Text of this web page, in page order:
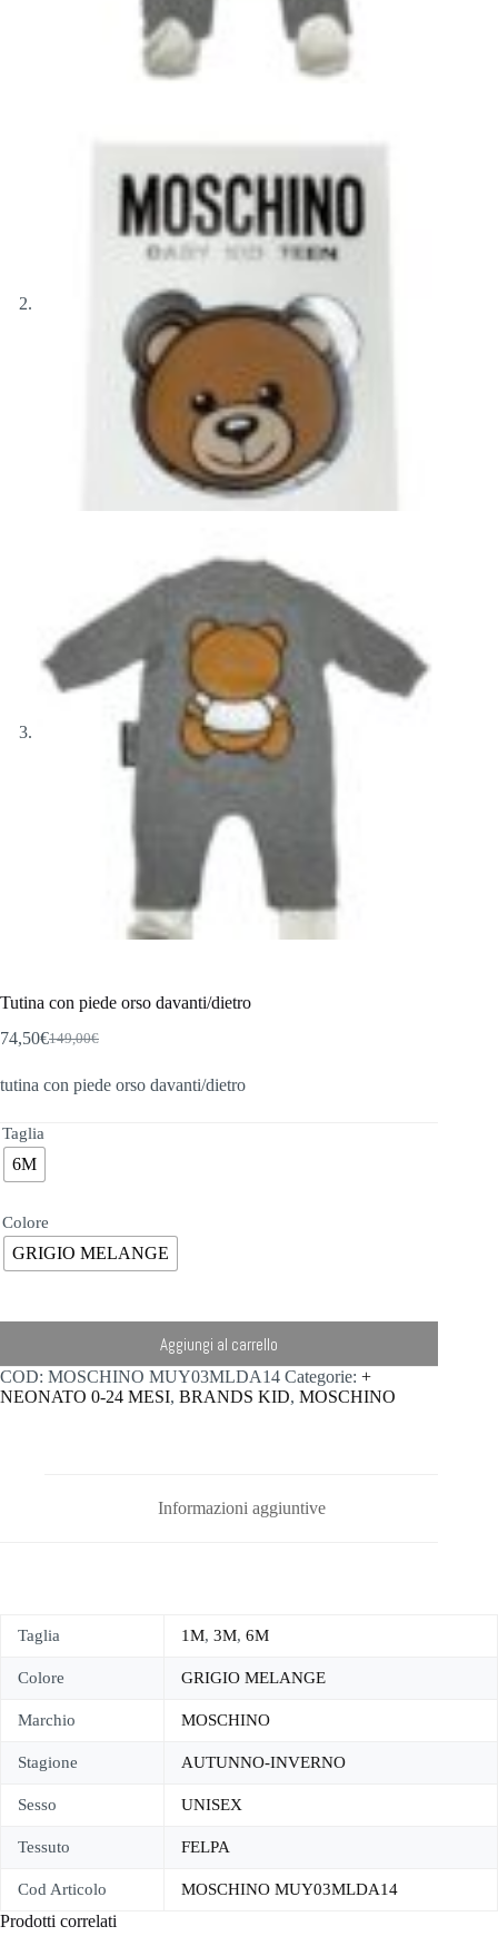
Tutina con piede orso davanti/dietro
149,00€
Il
originale
74,50€Il
attuale
tutina con piede orso davanti/dietro
Taglia
6M
Colore
GRIGIO MELANGE
Aggiungi al carrello
COD: MOSCHINO MUY03MLDA14 Categorie: +
NEONATO 0-24 MESI, BRANDS KID, MOSCHINO
Informazioni aggiuntive
Taglia 1M, 3M, 6M
Colore GRIGIO MELANGE
Marchio MOSCHINO
Stagione AUTUNNO-INVERNO
Sesso UNISEX
Tessuto FELPA
Cod Articolo MOSCHINO MUY03MLDA14
Prodotti correlati